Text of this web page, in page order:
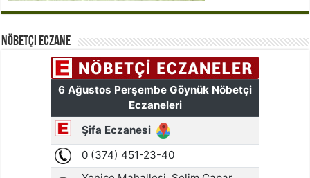
Nöbetçi Eczane